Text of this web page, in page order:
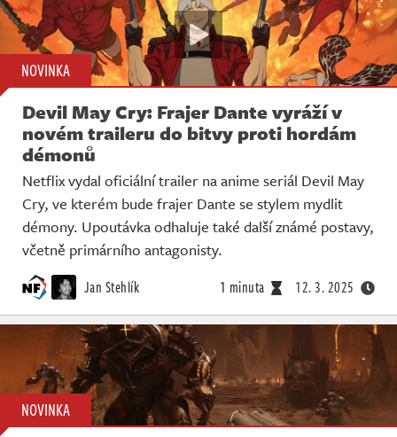
NOVINKA
Devil May Cry: Frajer Dante vyráží v
novém traileru do bitvy proti hordám
démonů
Netflix vydal oficiální trailer na anime seriál Devil May
Cry, ve kterém bude frajer Dante se stylem mydlit
démony. Upoutávka odhaluje také další známé postavy,
včetně primárního antagonisty.
Jan Stehlík 1 minuta 12. 3. 2025
NOVINKA